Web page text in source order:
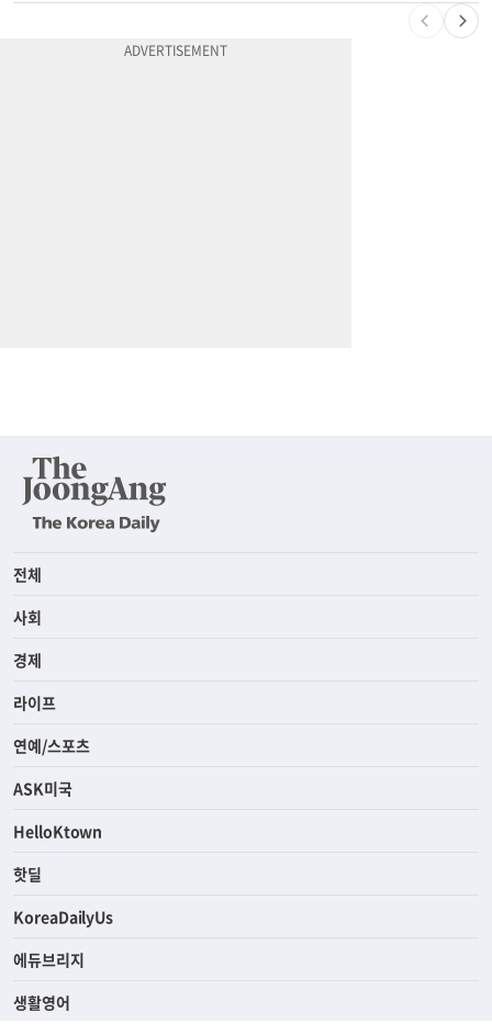
전체
사회
경제
라이프
연예/스포츠
ASK미국
HelloKtown
핫딜
KoreaDailyUs
에듀브리지
생활영어